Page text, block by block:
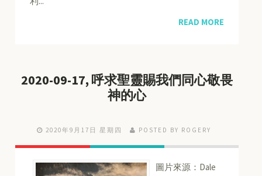
READ MORE
2020-09-17, 呼求聖靈賜我們同心敬畏
神的心
2020年9月17日 星期四 POSTED BY ROGERY
圖片來源：Dale